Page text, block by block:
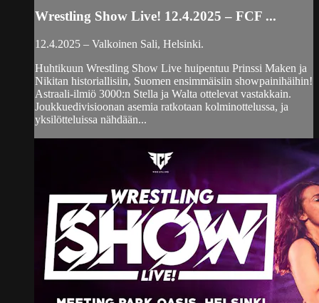
Wrestling Show Live! 12.4.2025 – FCF ...
12.4.2025 – Valkoinen Sali, Helsinki.
Huhtikuun Wrestling Show Live huipentuu Prinssi Maken ja
Nikitan historiallisiin, Suomen ensimmäisiin showpainihäihin!
Astraali-ilmiö 3000:n Stella ja Walta ottelevat vastakkain.
Joukkuedivisioonan asemia ratkotaan kolminottelussa, ja
yksilötteluissa nähdään...